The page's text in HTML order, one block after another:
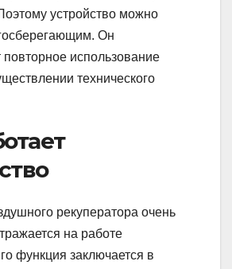
устройство можно
Он
повторное использование
технического
рекуператора очень
на работе
функция заключается в